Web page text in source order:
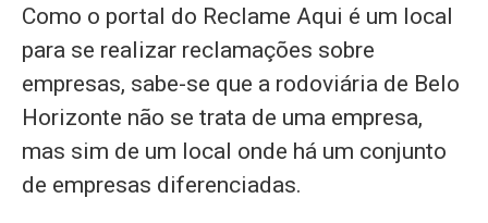
Como o portal do Reclame Aqui é um local
para se realizar reclamações sobre
empresas, sabe-se que a rodoviária de Belo
Horizonte não se trata de uma empresa,
mas sim de um local onde há um conjunto
de empresas diferenciadas.